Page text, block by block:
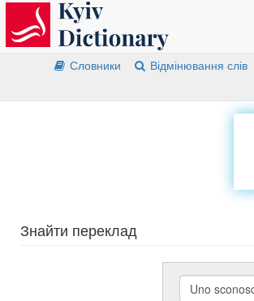
Словники Відмінювання слів
Знайти переклад